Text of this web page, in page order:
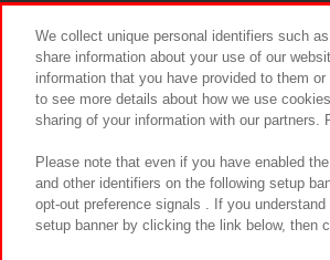
We collect unique personal identifiers such
share information about your use of our
information that you have provided to them
to see more details about how we use
sharing of your information with our
Please note that even if you have enabled
and other identifiers on the following setup
opt-out preference signals . If you
setup banner by clicking the link below, then